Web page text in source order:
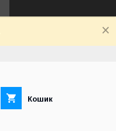
Кошик